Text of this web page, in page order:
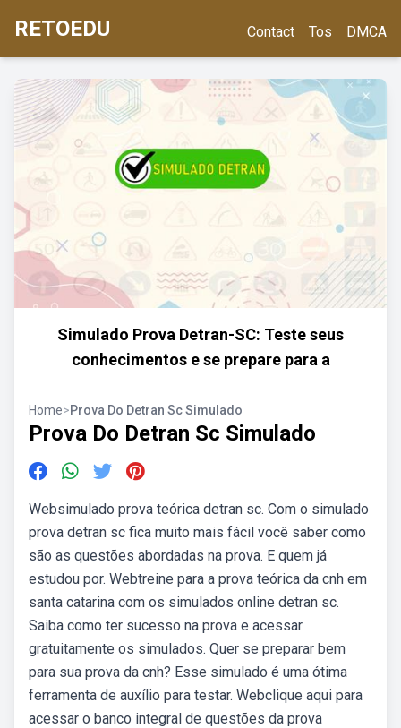
RETOEDU Contact Tos DMCA
Simulado Prova Detran-SC: Teste seus
conhecimentos e se prepare para a
Home>Prova Do Detran Sc Simulado
Prova Do Detran Sc Simulado
Websimulado prova teórica detran sc. Com o simulado
prova detran sc fica muito mais fácil você saber como
são as questões abordadas na prova. E quem já
estudou por. Webtreine para a prova teórica da cnh em
santa catarina com os simulados online detran sc.
Saiba como ter sucesso na prova e acessar
gratuitamente os simulados. Quer se preparar bem
para sua prova da cnh? Esse simulado é uma ótima
ferramenta de auxílio para testar. Webclique aqui para
acessar o banco integral de questões da prova